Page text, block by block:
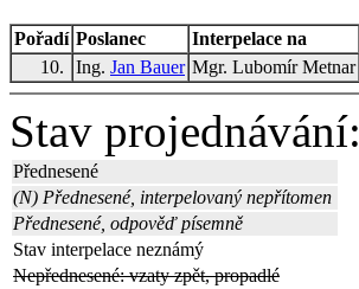
Pořadí Poslanec Interpelace na
10.
Ing. Jan Bauer Mgr. Lubomír Metnar
Stav projednávání:
Přednesené
(N) Přednesené, interpelovaný nepřítomen
Přednesené, odpověď písemně
Stav interpelace neznámý
Nepřednesené: vzaty zpět, propadlé